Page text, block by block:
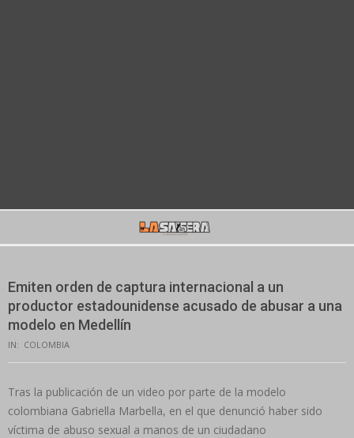
Emiten orden de captura internacional a un
productor estadounidense acusado de abusar a una
modelo en Medellín
IN: COLOMBIA
Tras la publicación de un video por parte de la modelo
colombiana Gabriella Marbella, en el que denunció haber sido
víctima de abuso sexual a manos de un ciudadano